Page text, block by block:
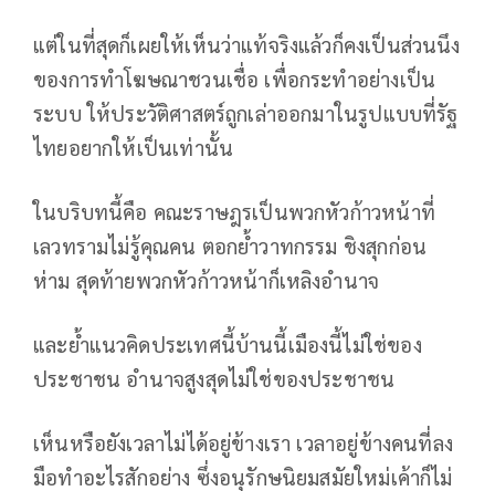
แต่ในที่สุดก็เผยให้เห็นว่าแท้จริงแล้วก็คงเป็นส่วนนึง
ของการทำโฆษณาชวนเชื่อ เพื่อกระทําอย่างเป็น
ระบบ ให้ประวัติศาสตร์ถูกเล่าออกมาในรูปแบบที่รัฐ
ไทยอยากให้เป็นเท่านั้น
ในบริบทนี้คือ คณะราษฎรเป็นพวกหัวก้าวหน้าที่
เลวทรามไม่รู้คุณคน ตอกย้ำวาทกรรม ชิงสุกก่อน
ห่าม สุดท้ายพวกหัวก้าวหน้าก็เหลิงอำนาจ
และย้ำแนวคิดประเทศนี้บ้านนี้เมืองนี้ไม่ใช่ของ
ประชาชน อำนาจสูงสุดไม่ใช่ของประชาชน
เห็นหรือยังเวลาไม่ได้อยู่ข้างเรา เวลาอยู่ข้างคนที่ลง
มือทําอะไรสักอย่าง ซึ่งอนุรักษนิยมสมัยใหม่เค้าก็ไม่